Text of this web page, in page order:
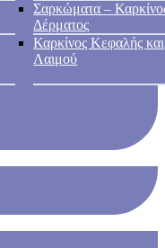
Σαρκώματα –
Δέρματος
Καρκίνος Κεφαλής και
Λαιμού